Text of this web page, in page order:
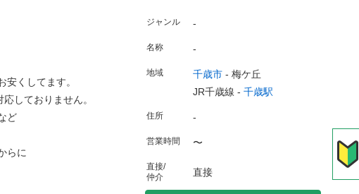
くしてます。
しておりません。
ど
らに
ジャンル -
名称 -
地域 千歳市 - 梅ケ丘
JR千歳線 - 千歳駅
住所 -
営業時間 〜
直接/
仲介
直接